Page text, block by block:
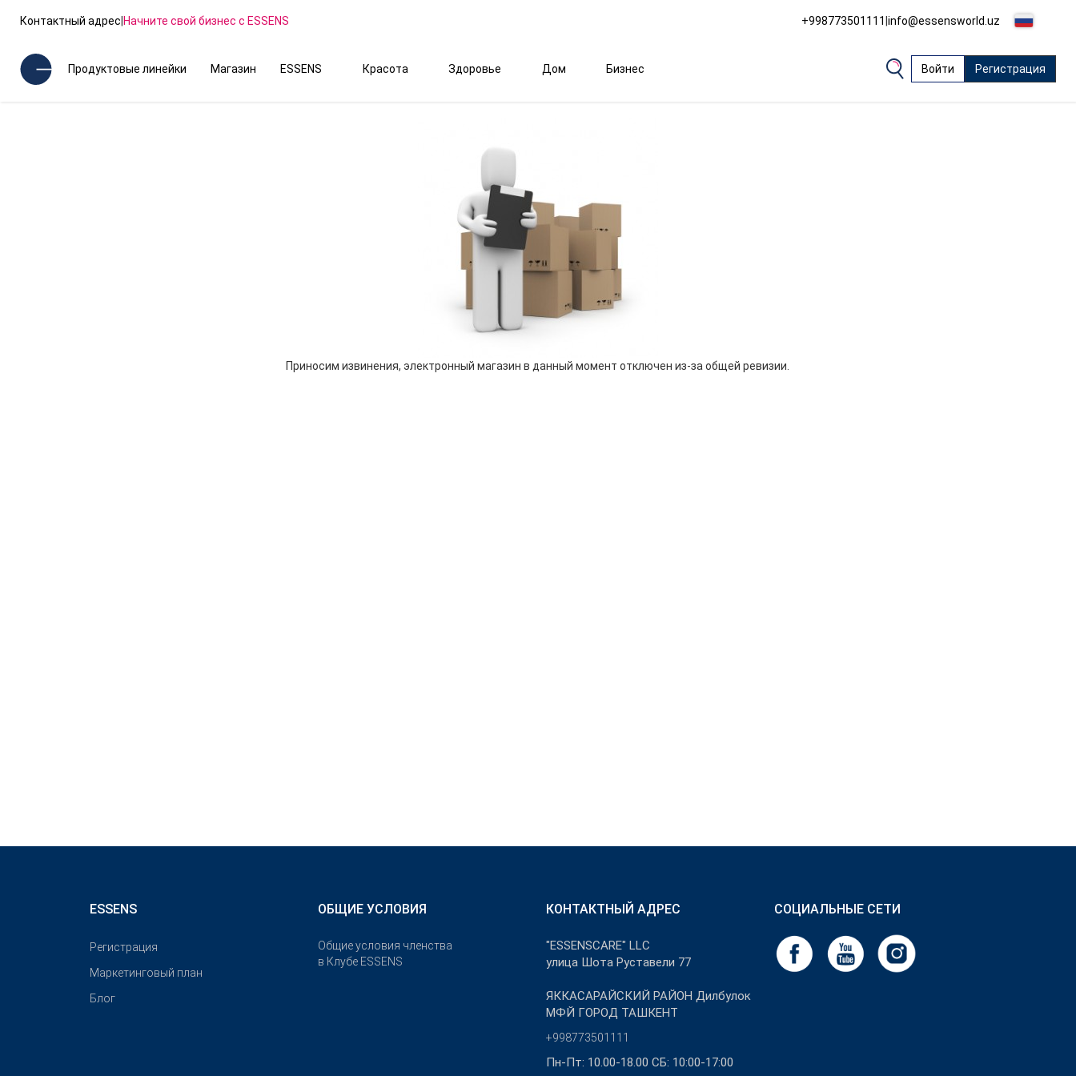
Контактный адрес|Начните свой бизнес с ESSENS +998773501111|info@essensworld.uz
Продуктовые линейки Магазин ESSENS Красота Здоровье Дом Бизнес Войти Регистрация
Приносим извинения, электронный магазин в данный момент отключен из-за общей ревизии.
ESSENS
Pегистрация
Маркетинговый план
Блог
ОБЩИЕ УСЛОВИЯ
Общие условия членства
в Клубе ESSENS
КОНТАКТНЫЙ АДРЕС
"ESSENSCARE" LLC
улица Шота Руставели 77
ЯККАСАРАЙСКИЙ РАЙОН Дилбулок
МФЙ ГОРОД ТАШКЕНТ
+998773501111
Пн-Пт: 10.00-18.00 СБ: 10:00-17:00
СОЦИАЛЬНЫЕ СЕТИ